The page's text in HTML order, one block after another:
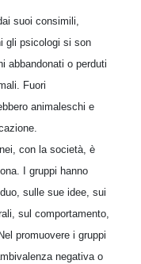
suoi consimili,
gli psicologi si son
abbandonati o perduti
Fuori
animaleschi e
con la società, è
I gruppi hanno
sulle sue idee, sui
sul comportamento,
promuovere i gruppi
negativa o